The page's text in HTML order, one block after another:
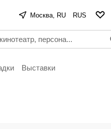
Москва, RU RUS
Выставки